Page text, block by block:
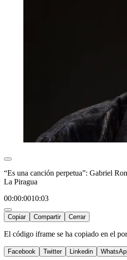
“Es una canción perpetua”: Gabriel
La Piragua
00:00:0010:03
Copiar Compartir Cerrar
El código iframe se ha copiado en el
Facebook Twitter Linkedin